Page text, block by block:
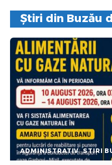
Știri din Buzău
ADMINISTRATIV STIRI